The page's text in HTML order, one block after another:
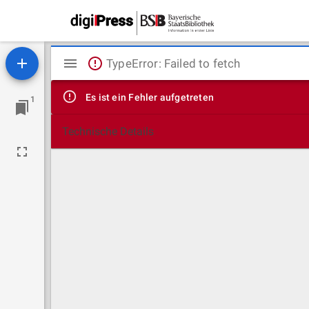
1
Mirador
Viewer
TypeError: Failed to fetch
Es ist ein Fehler aufgetreten
Technische Details